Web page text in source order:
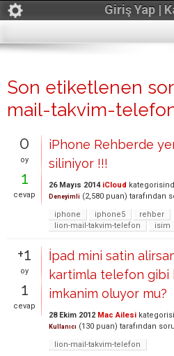
Giriş Yap |
Son etiketlenen
mail-takvim-
0
oy
1
cevap
iPhone Rehberde
siliniyor !!!
26 Mayıs 2014 iCloud
Deneyimli (2,580 puan) tarafından
iphone
iphone5
rehber
lion-mail-takvim-telefon
isim
+1
oy
1
cevap
İpad mini satin
kartimla telefon gibi
imkanim oluyor mu?
28 Ekim 2012 Mac Ailesi
Kullanıcı (130 puan) tarafından
lion-mail-takvim-telefon